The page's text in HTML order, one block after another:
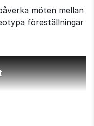
möten mellan
föreställningar